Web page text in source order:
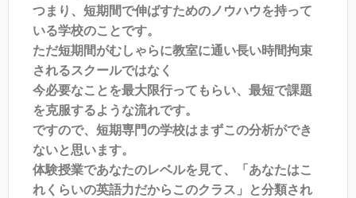
つまり、短期間で伸ばすためのノウハウを持って
いる学校のことです。
ただ短期間がむしゃらに教室に通い長い時間拘束
されるスクールではなく
今必要なことを最大限行ってもらい、最短で課題
を克服するような流れです。
ですので、短期専門の学校はまずこの分析ができ
ないと思います。
体験授業であなたのレベルを見て、「あなたはこ
れくらいの英語力だからこのクラス」と分類され